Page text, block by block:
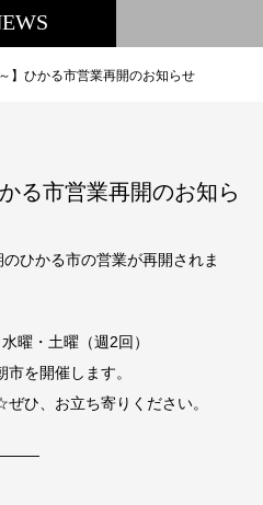
】ひかる市営業再開のお知らせ
る市営業再開のお知ら
ひかる市の営業が再開されま
曜・土曜（週2回）
を開催します。
ひ、お立ち寄りください。